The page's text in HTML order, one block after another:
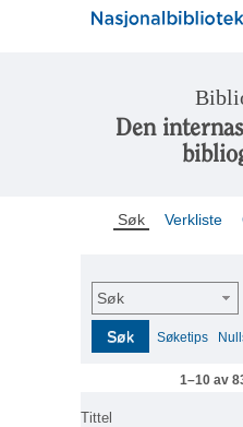
Den
Søk Verkliste
Søk
Søk Søketips
1–10 av
Tittel